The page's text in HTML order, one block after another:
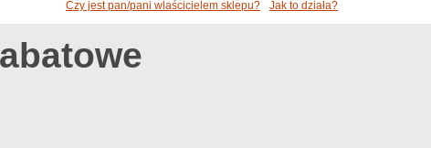
Czy jest pan/pani wlaścicielem sklepu? Jak to działa?